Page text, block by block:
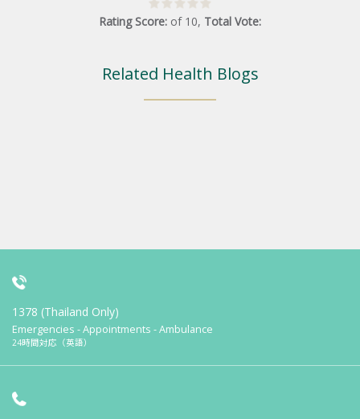
Rating Score: of 10, Total Vote:
Related Health Blogs
1378 (Thailand Only)
Emergencies - Appointments - Ambulance
24時間対応（英語）